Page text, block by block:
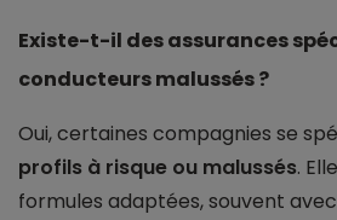
Existe-t-il des assurances
conducteurs malussés ?
Oui, certaines compagnies se
profils à risque ou malussés.
formules adaptées, souvent